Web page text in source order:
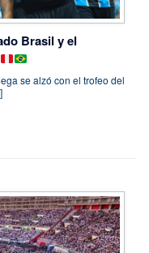
Brasil y el
se alzó con el trofeo del